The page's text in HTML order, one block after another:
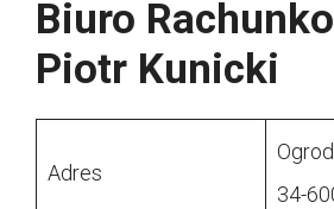
Biuro
Piotr Kunicki
Adres
34-